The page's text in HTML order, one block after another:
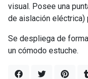
visual. Posee una
de aislación eléctrica)
Se despliega de
un cómodo estuche.